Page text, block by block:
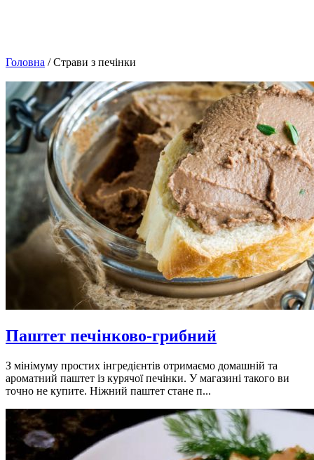
Головна / Страви з печінки
Паштет печінково-грибний
З мінімуму простих інгредієнтів отримаємо домашній та
ароматний паштет із курячої печінки. У магазині такого ви
точно не купите. Ніжний паштет стане п...